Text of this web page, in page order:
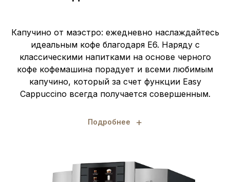
Капучино от маэстро: ежедневно наслаждайтесь
идеальным кофе благодаря E6. Наряду с
классическими напитками на основе черного
кофе кофемашина порадует и всеми любимым
капучино, который за счет функции Easy
Cappuccino всегда получается совершенным.
Подробнее +